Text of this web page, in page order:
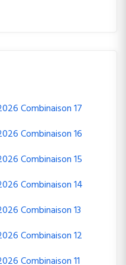
Combinaison 17
Combinaison 16
Combinaison 15
Combinaison 14
Combinaison 13
Combinaison 12
Combinaison 11